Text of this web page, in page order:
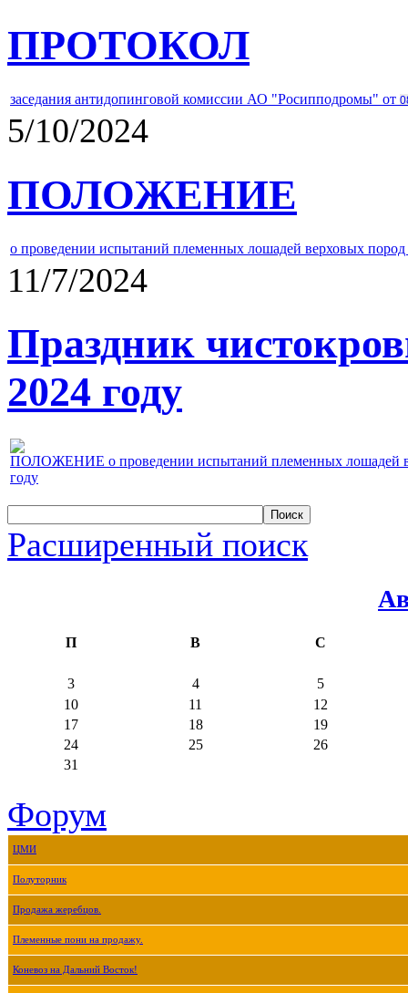
ПРОТОКОЛ
заседания антидопинговой комиссии АО "Росипподромы" от
5/10/2024
ПОЛОЖЕНИЕ
о проведении испытаний племенных лошадей верховых
11/7/2024
Праздник
2024 году
ПОЛОЖЕНИЕ о проведении испытаний племенных лошадей
году
Расширенный поиск
П В С
3 4
5
10
11
12
17
18
19
24
25
26
31
Форум
ЦМИ
Полуторник
Продажа жеребцов.
Племенные пони на продажу.
Коневоз на Дальний Восток!